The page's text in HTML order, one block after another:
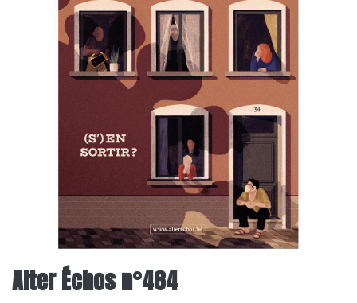
Alter Échos n°484